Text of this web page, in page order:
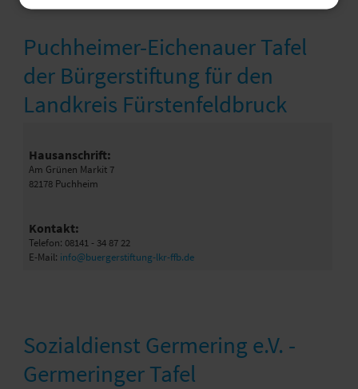
Puchheimer-Eichenauer Tafel
der Bürgerstiftung für den
Landkreis Fürstenfeldbruck
Hausanschrift:
Am Grünen Markit 7
82178 Puchheim
Kontakt:
Telefon: 08141 - 34 87 22
E-Mail: info@buergerstiftung-lkr-ffb.de
Sozialdienst Germering e.V. -
Germeringer Tafel